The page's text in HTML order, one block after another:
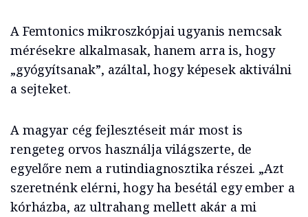
A Femtonics mikroszkópjai ugyanis nemcsak
mérésekre alkalmasak, hanem arra is, hogy
„gyógyítsanak”, azáltal, hogy képesek aktiválni
a sejteket.
A magyar cég fejlesztéseit már most is
rengeteg orvos használja világszerte, de
egyelőre nem a rutindiagnosztika részei. „Azt
szeretnénk elérni, hogy ha besétál egy ember a
kórházba, az ultrahang mellett akár a mi